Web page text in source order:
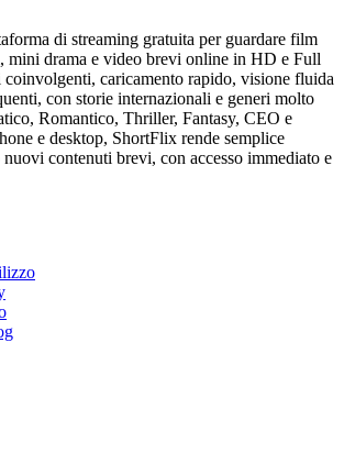
di streaming gratuita per guardare film
mini drama e video brevi online in HD e Full
caricamento rapido, visione fluida
con storie internazionali e generi molto
Romantico, Thriller, Fantasy, CEO e
e desktop, ShortFlix rende semplice
contenuti brevi, con accesso immediato e